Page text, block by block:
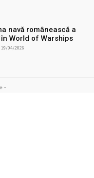
navă românească a
World of Warships
19/04/2026
-